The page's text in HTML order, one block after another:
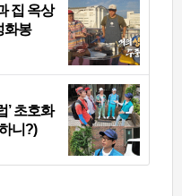
집 옥상
화봉
’ 초호화
니?)